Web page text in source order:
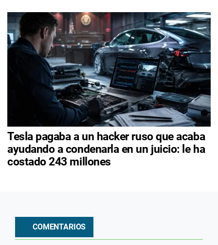
Tesla pagaba a un hacker ruso que acaba
ayudando a condenarla en un juicio: le ha
costado 243 millones
COMENTARIOS